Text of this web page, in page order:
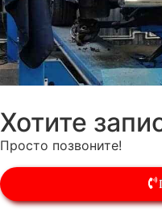
Хотите
Просто позвоните!